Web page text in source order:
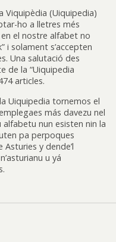
Viquipèdia (Uiquipedia)
ho a lletres més
el nostre alfabet no
i solament s’accepten
Una salutació des
de la “Uiquipedia
articles.
Uiquipedia tornemos el
más davezu nel
nun esisten nin la
pa perpoques
y dende’l
u yá